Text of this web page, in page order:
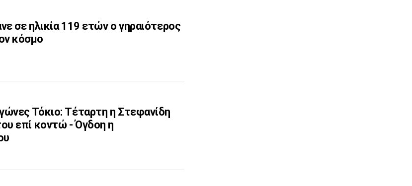
σε ηλικία 119 ετών ο γηραιότερος
κόσμο
Τόκιο: Τέταρτη η Στεφανίδη
επί κοντώ - Όγδοη η